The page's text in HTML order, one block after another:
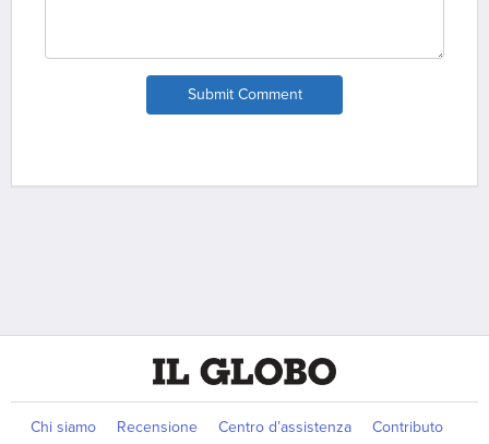
Submit Comment
Chi siamo Recensione Centro d’assistenza
Contributo